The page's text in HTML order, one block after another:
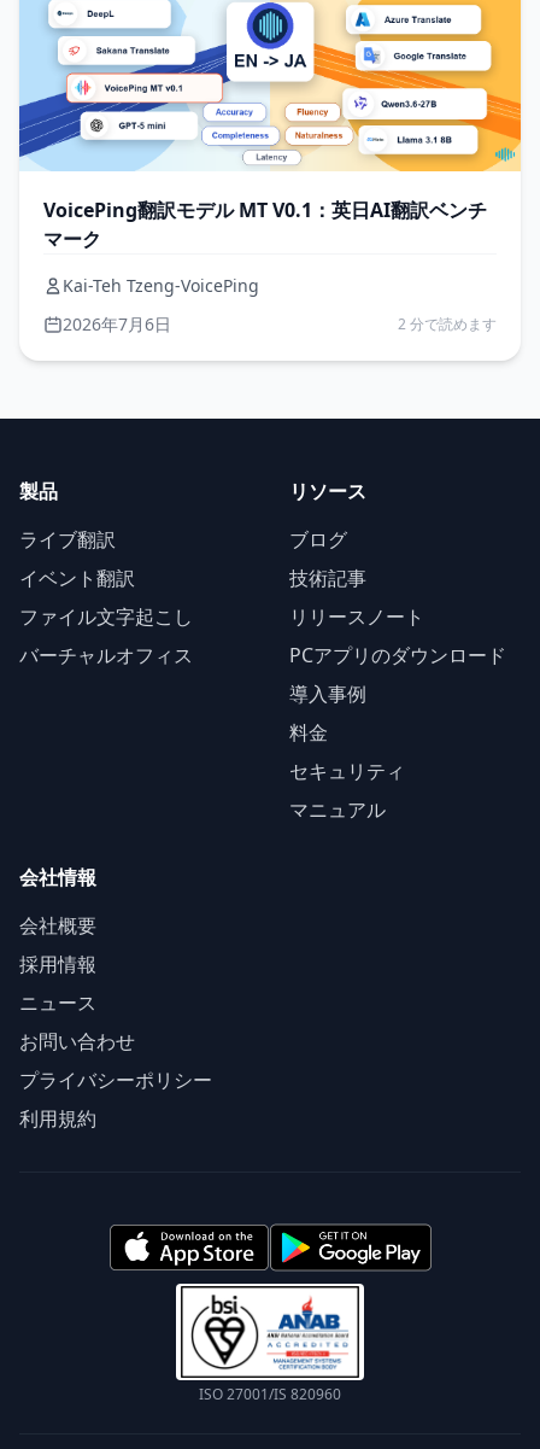
VoicePing翻訳モデル MT V0.1：英日AI翻訳ベンチ
マーク
Kai-Teh Tzeng-VoicePing
2026年7月6日
2 分で読めます
製品
ライブ翻訳
イベント翻訳
ファイル文字起こし
バーチャルオフィス
リソース
ブログ
技術記事
リリースノート
PCアプリのダウンロード
導入事例
料金
セキュリティ
マニュアル
会社情報
会社概要
採用情報
ニュース
お問い合わせ
プライバシーポリシー
利用規約
ISO 27001/IS 820960